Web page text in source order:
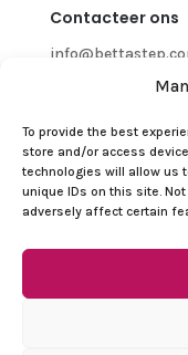
To provide the best
store and/or access
technologies will allow us
unique IDs on this site.
adversely affect certain
Contacteer ons
+32(0)485 39 45 33
BTW/VAT nr:
Klantenservice
Terugbetalings-